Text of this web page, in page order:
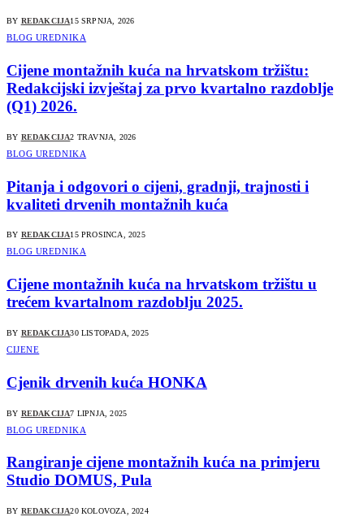
BY REDAKCIJA15 SRPNJA, 2026
BLOG UREDNIKA
Cijene montažnih kuća na hrvatskom tržištu:
Redakcijski izvještaj za prvo kvartalno razdoblje
(Q1) 2026.
BY REDAKCIJA2 TRAVNJA, 2026
BLOG UREDNIKA
Pitanja i odgovori o cijeni, gradnji, trajnosti i
kvaliteti drvenih montažnih kuća
BY REDAKCIJA15 PROSINCA, 2025
BLOG UREDNIKA
Cijene montažnih kuća na hrvatskom tržištu u
trećem kvartalnom razdoblju 2025.
BY REDAKCIJA30 LISTOPADA, 2025
CIJENE
Cjenik drvenih kuća HONKA
BY REDAKCIJA7 LIPNJA, 2025
BLOG UREDNIKA
Rangiranje cijene montažnih kuća na primjeru
Studio DOMUS, Pula
BY REDAKCIJA20 KOLOVOZA, 2024